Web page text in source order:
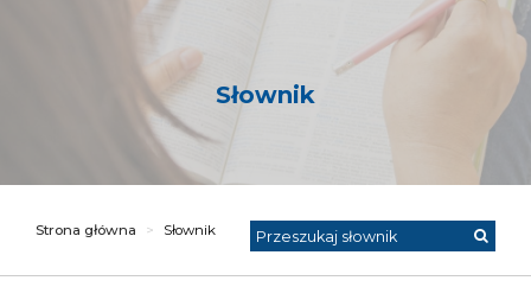
Słownik
Strona główna Słownik
Przeszukaj
słownik